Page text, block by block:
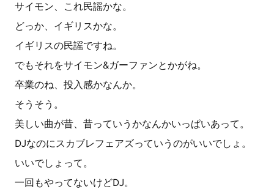
サイモン、これ民謡かな。
どっか、イギリスかな。
イギリスの民謡ですね。
でもそれをサイモン&ガーファンとかがね。
卒業のね、投入感かなんか。
そうそう。
美しい曲が昔、昔っていうかなんかいっぱいあって。
DJなのにスカブレフェアズっていうのがいいでしょ。
いいでしょって。
一回もやってないけどDJ。